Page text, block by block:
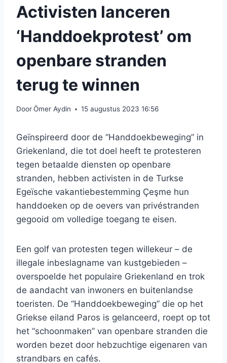
Activisten lanceren
‘Handdoekprotest’ om
openbare stranden
terug te winnen
DoorÖmer Aydin 15 augustus 2023 16:56
Geïnspireerd door de “Handdoekbeweging” in
Griekenland, die tot doel heeft te protesteren
tegen betaalde diensten op openbare
stranden, hebben activisten in de Turkse
Egeïsche vakantiebestemming Çeşme hun
handdoeken op de oevers van privéstranden
gegooid om volledige toegang te eisen.
Een golf van protesten tegen willekeur – de
illegale inbeslagname van kustgebieden –
overspoelde het populaire Griekenland en trok
de aandacht van inwoners en buitenlandse
toeristen. De “Handdoekbeweging” die op het
Griekse eiland Paros is gelanceerd, roept op tot
het “schoonmaken” van openbare stranden die
worden bezet door hebzuchtige eigenaren van
strandbars en cafés.